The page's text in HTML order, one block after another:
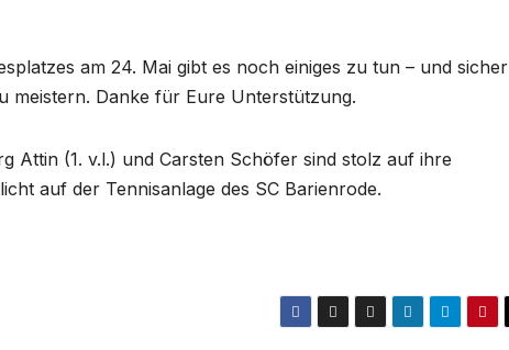
am 24. Mai gibt es noch einiges zu tun – und sicher
meistern. Danke für Eure Unterstützung.
Attin (1. v.l.) und Carsten Schöfer sind stolz auf ihre
auf der Tennisanlage des SC Barienrode.